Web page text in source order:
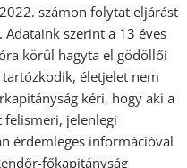
számon folytat eljárást
szerint a 13 éves
körül hagyta el gödöllői
életjelet nem
kéri, hogy aki a
felismeri, jelenlegi
érdemleges információval
főkapitányság